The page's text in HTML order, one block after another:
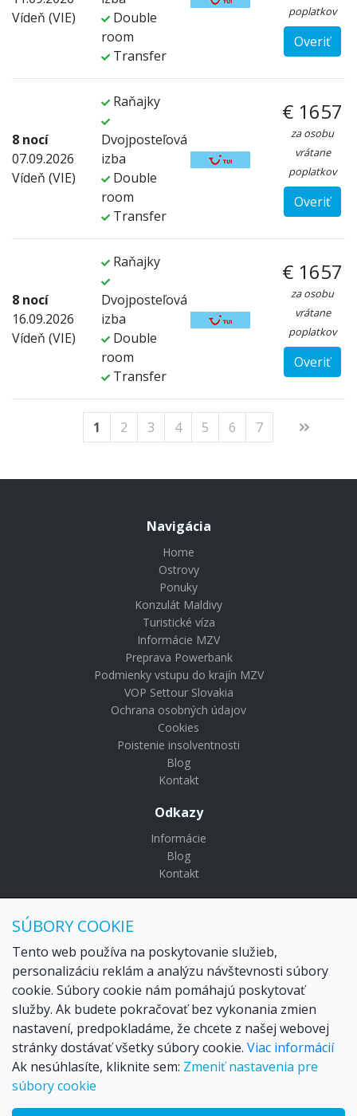
Vídeň (VIE)
Double
room
Transfer
poplatkov
Overiť
8 nocí
07.09.2026
Vídeň (VIE)
Raňajky
Dvojposteľová
izba
Double
room
Transfer
€ 1657
za osobu
vrátane
poplatkov
Overiť
8 nocí
16.09.2026
Vídeň (VIE)
Raňajky
Dvojposteľová
izba
Double
room
Transfer
€ 1657
za osobu
vrátane
poplatkov
Overiť
1 2 3 4 5 6 7
Navigácia
Home
Ostrovy
Ponuky
Konzulát Maldivy
Turistické víza
Informácie MZV
Preprava Powerbank
Podmienky vstupu do krajín MZV
VOP Settour Slovakia
Ochrana osobných údajov
Cookies
Poistenie insolventnosti
Blog
Kontakt
Odkazy
Informácie
Blog
Kontakt
Maldivy.sk je značkou
Sídlo:Lazaretská 29, Bratislava 81109
Email:settour@settour.sk
Telefón: 02 529 279 17, 529 328 68-9
IČO: 36179825
IČ-DPH:SK2020057314
OR SRBratislava I. odd.: Sro, vložka: 29873/V
SÚBORY COOKIE
Tento web používa na poskytovanie služieb,
personalizáciu reklám a analýzu návštevnosti súbory
cookie. Súbory cookie nám pomáhajú poskytovať
služby. Ak budete pokračovať bez vykonania zmien
nastavení, predpokladáme, že chcete z našej webovej
stránky dostávať všetky súbory cookie. Viac informácií
Ak nesúhlasíte, kliknite sem: Zmeniť nastavenia pre
súbory cookie